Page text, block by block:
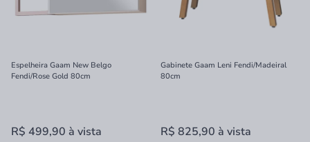
Espelheira Gaam New Belgo
Fendi/Rose Gold 80cm
R$ 499,90 à vista
Gabinete Gaam Leni Fendi/Madeiral
80cm
R$ 825,90 à vista